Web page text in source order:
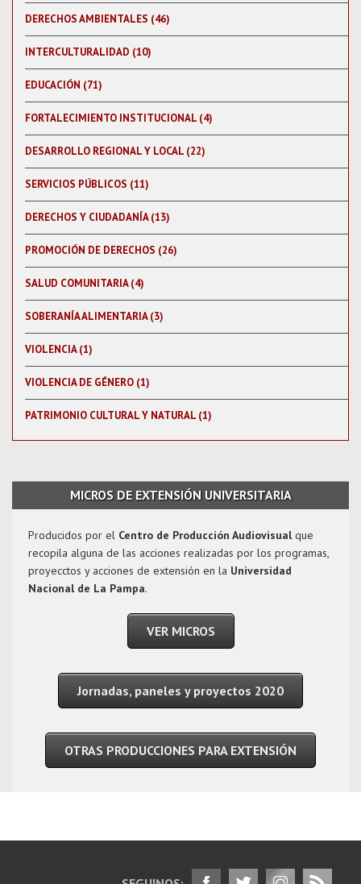
DERECHOS AMBIENTALES (46)
INTERCULTURALIDAD (10)
EDUCACIÓN (71)
FORTALECIMIENTO INSTITUCIONAL (4)
DESARROLLO REGIONAL Y LOCAL (22)
SERVICIOS PÚBLICOS (11)
DERECHOS Y CIUDADANÍA (13)
PROMOCIÓN DE DERECHOS (26)
SALUD COMUNITARIA (4)
SOBERANÍA ALIMENTARIA (3)
VIOLENCIA (1)
VIOLENCIA DE GÉNERO (1)
PATRIMONIO CULTURAL Y NATURAL (1)
MICROS DE EXTENSIÓN UNIVERSITARIA
Producidos por el Centro de Producción Audiovisualque
recopila alguna de las acciones realizadas por los programas,
proyecctos y acciones de extensión en la Universidad
Nacional de La Pampa.
VER MICROS
Jornadas, paneles y proyectos 2020
OTRAS PRODUCCIONES PARA EXTENSIÓN